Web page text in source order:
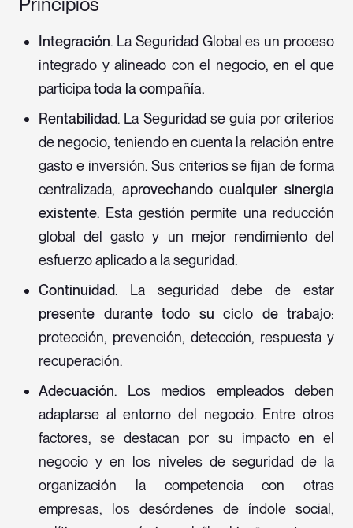
Integración. La Seguridad Global es un proceso
integrado y alineado con el negocio, en el que
participatoda la compañía.
Rentabilidad. La Seguridad se guía por criterios
de negocio, teniendo en cuenta la relación entre
gasto e inversión. Sus criterios se fijan de forma
centralizada, aprovechando cualquier sinergia
existente. Esta gestión permite una reducción
global del gasto y un mejor rendimiento del
esfuerzo aplicado a la seguridad.
Continuidad. La seguridad debe de estar
presente durante todo su ciclo de trabajo:
protección, prevención, detección, respuesta y
recuperación.
Adecuación. Los medios empleados deben
adaptarse al entorno del negocio. Entre otros
factores, se destacan por su impacto en el
negocio y en los niveles de seguridad de la
organización la competencia con otras
empresas, los desórdenes de índole social,